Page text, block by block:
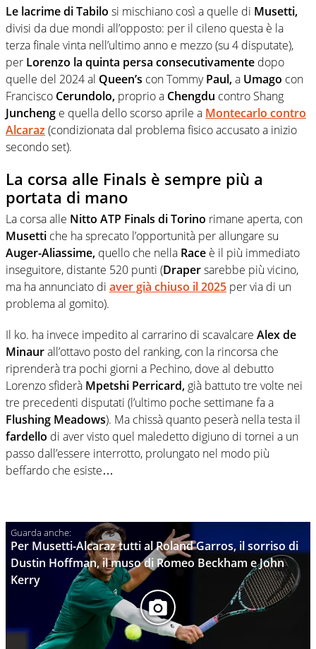
Le lacrime di Tabilo si mischiano così a quelle di Musetti,
divisi da due mondi all’opposto: per il cileno questa è la
terza finale vinta nell’ultimo anno e mezzo (su 4 disputate),
per Lorenzo la quinta persa consecutivamente dopo
quelle del 2024 al Queen’s con TommyPaul,a Umago con
Francisco Cerundolo, proprio a Chengdu contro Shang
Juncheng e quella dello scorso aprile a Montecarlo contro
Alcaraz (condizionata dal problema fisico accusato a inizio
secondo set).
La corsa alle Finals è sempre più a
portata di mano
La corsa alle Nitto ATP Finals di Torino rimane aperta, con
Musetti che ha sprecato l’opportunità per allungare su
Auger-Aliassime, quello che nella Race è il più immediato
inseguitore, distante 520 punti (Drapersarebbe più vicino,
ma ha annunciato di aver già chiuso il 2025 per via di un
problema al gomito).
Il ko. ha invece impedito al carrarino di scavalcare Alex de
Minaurall’ottavo posto del ranking, con la rincorsa che
riprenderà tra pochi giorni a Pechino, dove al debutto
Lorenzo sfiderà Mpetshi Perricard, già battuto tre volte nei
tre precedenti disputati (l’ultimo poche settimane fa a
Flushing Meadows). Ma chissà quanto peserà nella testa il
fardello di aver visto quel maledetto digiuno di tornei a un
passo dall’essere interrotto, prolungato nel modo più
beffardo che esiste…
Per Musetti-Alcaraz tutti al Roland Garros, il sorriso di
Dustin Hoffman, il muso di Romeo Beckham e John
Kerry